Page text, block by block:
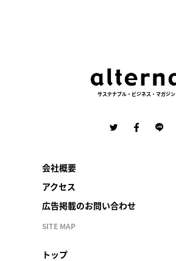
サステナブル・ビジネス・マガジン
会社概要
アクセス
広告掲載のお問い合わせ
SITE MAP
トップ